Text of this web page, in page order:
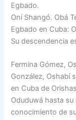
Egbado.
Oní Shangó. Obá
Egbado en Cuba:
Su descendencia
Fermina Gómez,
González, Oshabí
en Cuba de
Oduduwá hasta su
conocimiento de